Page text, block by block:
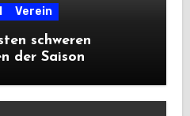
Verein
schweren
der Saison